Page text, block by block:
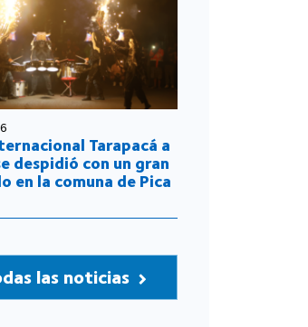
Tarapacá a
despidió con un gran
en la comuna de Pica
las noticias